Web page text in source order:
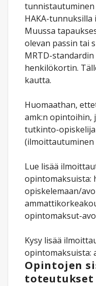
tunnistautuminen
HAKA-
Muussa
olevan passin tai
MRTD-
henkilökortin.
kautta.
Huomaathan,
amk:n opintoihin,
tutkinto-
(ilmoittautuminen
Lue lisää
opintomaksuista:
opiskelemaan/
opintomaksut-
Kysy lisää
opintomaksuista:
Opintojen
toteutukset